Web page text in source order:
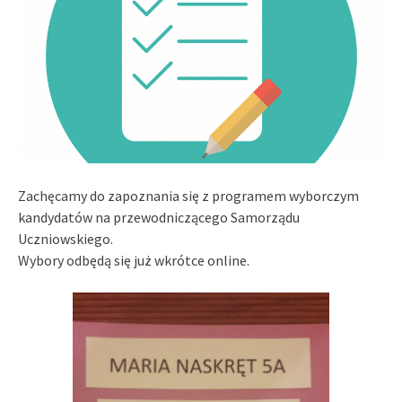
Zachęcamy do zapoznania się z programem wyborczym
kandydatów na przewodniczącego Samorządu
Uczniowskiego.
Wybory odbędą się już wkrótce online.